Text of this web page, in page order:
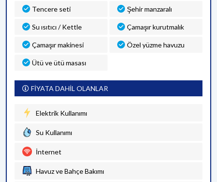
Tencere seti Şehir manzaralı
Su ısıtıcı / Kettle Çamaşır kurutmalık
Çamaşır makinesi Özel yüzme havuzu
Ütü ve ütü masası
FİYATA DAHİL OLANLAR
Elektrik Kullanımı
Su Kullanımı
İnternet
Havuz ve Bahçe Bakımı